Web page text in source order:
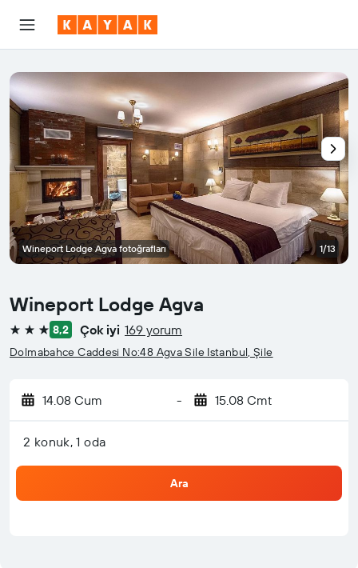
Wineport Lodge Agva
3 yıldız 8,2 Çok iyi 169 yorum
Dolmabahce Caddesi No:48 Agva Sile Istanbul, Şile
14.08 Cum - 15.08 Cmt
2 konuk, 1 oda
Ara
Wineport Lodge Agva fotoğrafları 1/13